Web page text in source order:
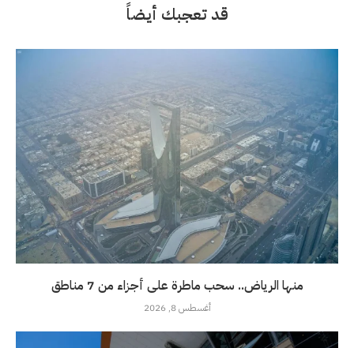
قد تعجبك أيضاً
منها الرياض.. سحب ماطرة على أجزاء من 7 مناطق
أغسطس 8, 2026